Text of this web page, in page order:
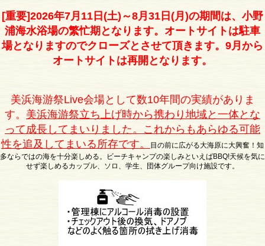
[重要]2026年7月11日(土)～8月31日(月)の期間は、小野
浦海水浴場の繁忙期となります。オートサイトは駐車
場となりますのでクローズとさせて頂きます。9月から
オートサイトは再開となります。
美浜海游祭Live会場として数10年間の実績がありま
す。 美浜海游祭立ち上げ時から携わり地域と一体とな
って成長してまいりました。これからもあらゆる可能
性を追及してまいる所存です。
目の前に広がる大海原に大興奮！知
多ならではの海を十分楽しめる。ビーチキャンプの楽しみといえばBBQ!天候を気に
せず楽しめるカップル、ソロ、学生、団体グループ向け施設です。